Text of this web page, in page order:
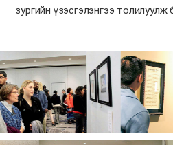
зургийн үзэсгэлэнгээ толилуулж